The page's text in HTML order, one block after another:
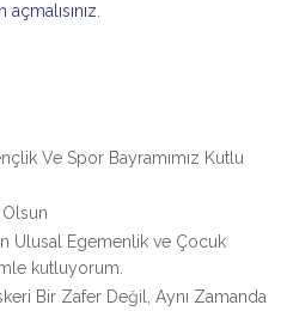
açmalısınız.
Ve Spor Bayramımız Kutlu
Ulusal Egemenlik ve Çocuk
kutluyorum.
Bir Zafer Değil, Aynı Zamanda